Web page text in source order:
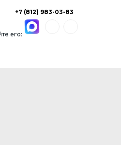
его:
+7 (812) 983-03-83